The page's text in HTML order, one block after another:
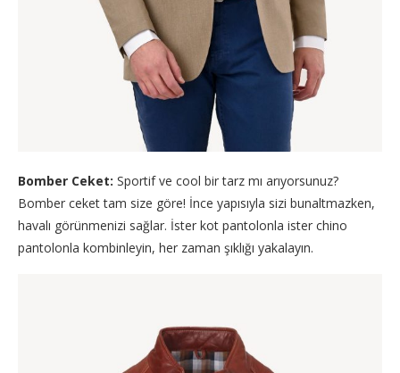
Bomber Ceket: Sportif ve cool bir tarz mı arıyorsunuz?
Bomber ceket tam size göre! İnce yapısıyla sizi bunaltmazken,
havalı görünmenizi sağlar. İster kot pantolonla ister chino
pantolonla kombinleyin, her zaman şıklığı yakalayın.